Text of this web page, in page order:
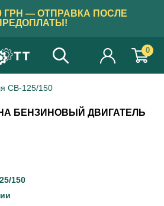
ГРН — ОТПРАВКА ПОСЛЕ
0
СВ-125/150
БЕНЗИНОВЫЙ ДВИГАТЕЛЬ
150